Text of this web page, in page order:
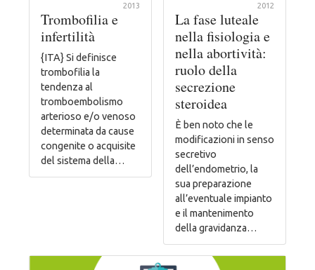
2013
Trombofilia e
infertilità
{ITA} Si definisce
trombofilia la
tendenza al
tromboembolismo
arterioso e/o venoso
determinata da cause
congenite o acquisite
del sistema della…
2012
La fase luteale
nella fisiologia e
nella abortività:
ruolo della
secrezione
steroidea
È ben noto che le
modificazioni in senso
secretivo
dell’endometrio, la
sua preparazione
all’eventuale impianto
e il mantenimento
della gravidanza…